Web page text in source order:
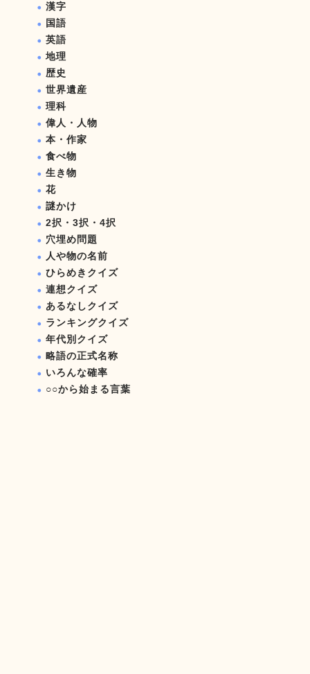
漢字
国語
英語
地理
歴史
世界遺産
理科
偉人・人物
本・作家
食べ物
生き物
花
謎かけ
2択・3択・4択
穴埋め問題
人や物の名前
ひらめきクイズ
連想クイズ
あるなしクイズ
ランキングクイズ
年代別クイズ
略語の正式名称
いろんな確率
○○から始まる言葉